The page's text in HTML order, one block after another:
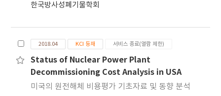
한국방사성폐기물학회
2018.04 KCI 등재 서비스 종료(열람 제한)
Status of Nuclear Power Plant
Decommissioning Cost Analysis in USA
미국의 원전해체 비용평가 기초자료 및 동향 분석